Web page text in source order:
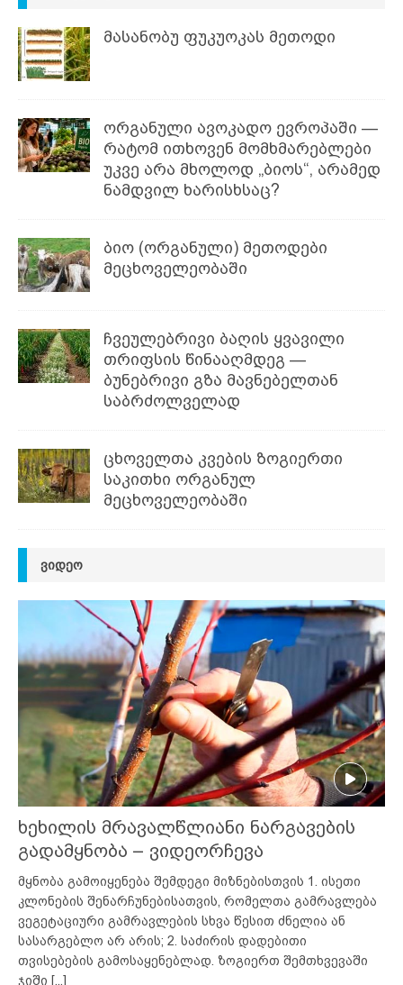
მასანობუ ფუკუოკას მეთოდი
ორგანული ავოკადო ევროპაში —
რატომ ითხოვენ მომხმარებლები
უკვე არა მხოლოდ „ბიოს“, არამედ
ნამდვილ ხარისხსაც?
ბიო (ორგანული) მეთოდები
მეცხოველეობაში
ჩვეულებრივი ბაღის ყვავილი
თრიფსის წინააღმდეგ —
ბუნებრივი გზა მავნებელთან
საბრძოლველად
ცხოველთა კვების ზოგიერთი
საკითხი ორგანულ
მეცხოველეობაში
ᲕᲘᲓᲔᲝ
ხეხილის მრავალწლიანი ნარგავების
გადამყნობა – ვიდეორჩევა
მყნობა გამოიყენება შემდეგი მიზნებისთვის 1. ისეთი
კლონების შენარჩუნებისათვის, რომელთა გამრავლება
ვეგეტაციური გამრავლების სხვა წესით ძნელია ან
სასარგებლო არ არის; 2. საძირის დადებითი
თვისებების გამოსაყენებლად. ზოგიერთ შემთხვევაში
ჯიში [...]